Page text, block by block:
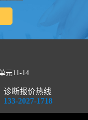
元11-14
诊断报价热线
133-2027-1718